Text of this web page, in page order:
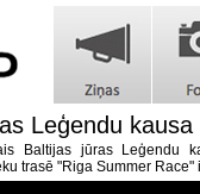
Leģendu
Baltijas jūras Leģendu
trasē "Riga Summer Race"